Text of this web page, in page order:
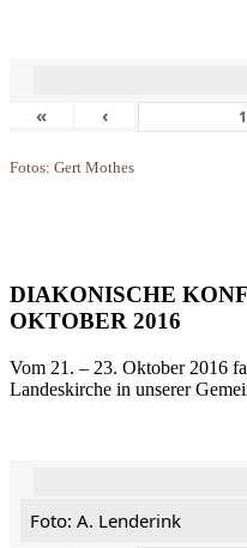
« ‹
Fotos: Gert Mothes
DIAKONISCHE
OKTOBER 2016
Vom 21. – 23. Oktober 2016
Landeskirche in unserer
Foto: A. Lenderink